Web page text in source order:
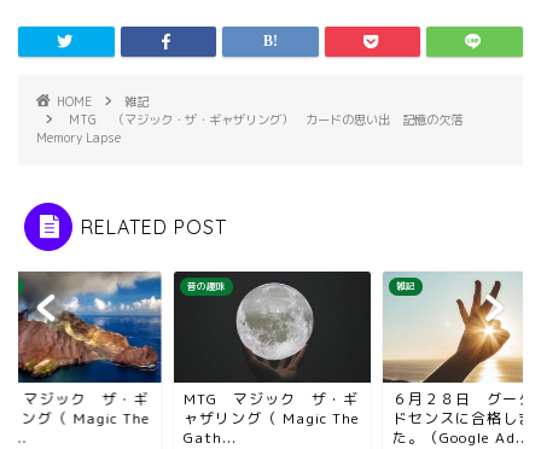
HOME
雑記
MTG （マジック・ザ・ギャザリング） カードの思い出 記憶の欠落
Memory Lapse
RELATED POST
マジック ザ・ギ
リング（ Magic The
昔の趣味
MTG マジック ザ・ギ
ャザリング（ Magic The
Gath...
雑記
６月２８日 グーグ
ドセンスに合格しま
た。（Google Ad...